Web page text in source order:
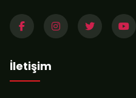
İletişim